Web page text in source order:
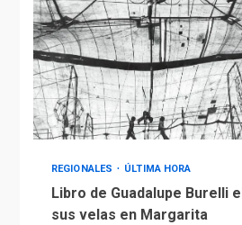
REGIONALES ÚLTIMA HORA
Libro de Guadalupe Burelli
sus velas en Margarita